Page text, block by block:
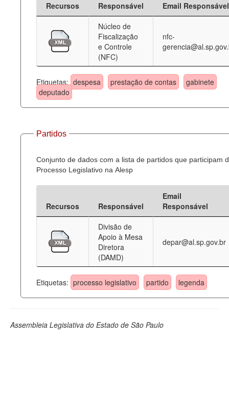
Recursos Responsável
Email Responsável
Núcleo de
Fiscalização
e Controle
(NFC)
nfc-
Etiquetas: despesa prestação de contas
gabinete
deputado
Partidos
Conjunto de dados com a lista de partidos que participam
Processo Legislativo na Alesp
Recursos Responsável
Email
Responsável
Divisão de
Apoio à Mesa
Diretora
(DAMD)
depar@al.sp.gov.br
Etiquetas: processo legislativo partido legenda
Assembleia Legislativa do Estado de São Paulo